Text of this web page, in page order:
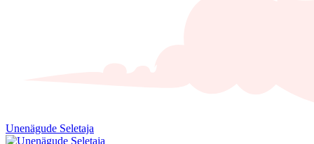
Unenägude Seletaja